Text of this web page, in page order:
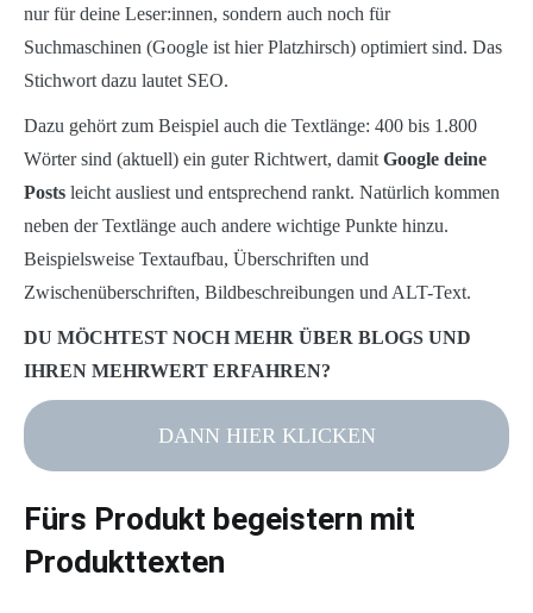
nur für deine Leser:innen, sondern auch noch für
Suchmaschinen (Google ist hier Platzhirsch) optimiert sind. Das
Stichwort dazu lautet SEO.
Dazu gehört zum Beispiel auch die Textlänge: 400 bis 1.800
Wörter sind (aktuell) ein guter Richtwert, damit Google deine
Posts leicht ausliest und entsprechend rankt. Natürlich kommen
neben der Textlänge auch andere wichtige Punkte hinzu.
Beispielsweise Textaufbau, Überschriften und
Zwischenüberschriften, Bildbeschreibungen und ALT-Text.
DU MÖCHTEST NOCH MEHR ÜBER BLOGS UND
IHREN MEHRWERT ERFAHREN?
DANN HIER KLICKEN
Fürs Produkt begeistern mit
Produkttexten